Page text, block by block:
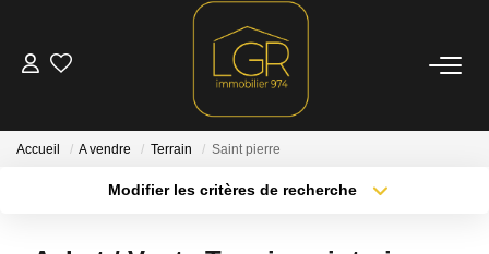
ACHETER
Accueil A vendre Terrain Saint pierre
Modifier les critères de recherche